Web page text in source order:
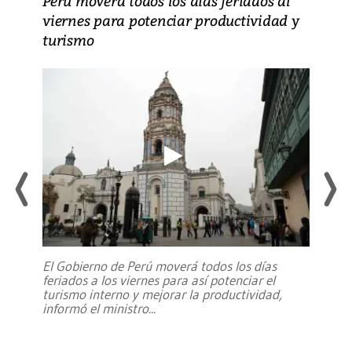
viernes para potenciar productividad y
turismo
El Gobierno de Perú moverá todos los días
feriados a los viernes para así potenciar el
turismo interno y mejorar la productividad,
informó el ministro...